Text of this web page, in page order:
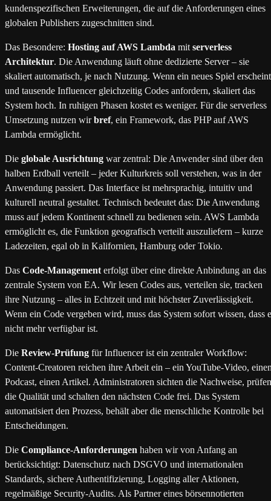
kundenspezifischen Erweiterungen, die auf die Anforderungen eines
globalen Publishers zugeschnitten sind.
Das Besondere: Hosting auf AWS Lambda mit serverless
Architektur. Die Anwendung läuft ohne dedizierte Server – sie
skaliert automatisch, je nach Nutzung. Wenn ein neues Spiel erscheint
und tausende Influencer gleichzeitig Codes anfordern, skaliert das
System hoch. In ruhigen Phasen kostet es weniger. Für die serverless
Umsetzung nutzen wirbref, ein Framework, das PHP auf AWS
Lambda ermöglicht.
Die globale Ausrichtung war zentral: Die Anwender sind über den
halben Erdball verteilt – jeder Kulturkreis soll verstehen, was in der
Anwendung passiert. Das Interface ist mehrsprachig, intuitiv und
kulturell neutral gestaltet. Technisch bedeutet das: Die Anwendung
muss auf jedem Kontinent schnell zu bedienen sein. AWS Lambda
ermöglicht es, die Funktion geografisch verteilt auszuliefern – kurze
Ladezeiten, egal ob in Kalifornien, Hamburg oder Tokio.
Das Code-Management erfolgt über eine direkte Anbindung an das
zentrale System von EA. Wir lesen Codes aus, verteilen sie, tracken
ihre Nutzung – alles in Echtzeit und mit höchster Zuverlässigkeit.
Wenn ein Code vergeben wird, muss das System sofort wissen, dass
nicht mehr verfügbar ist.
Die Review-Prüfung für Influencer ist ein zentraler Workflow:
Content-Creatoren reichen ihre Arbeit ein – ein YouTube-Video,
Podcast, einen Artikel. Administratoren sichten die Nachweise, prüfen
die Qualität und schalten den nächsten Code frei. Das System
automatisiert den Prozess, behält aber die menschliche Kontrolle bei
Entscheidungen.
Die Compliance-Anforderungen haben wir von Anfang an
berücksichtigt: Datenschutz nach DSGVO und internationalen
Standards, sichere Authentifizierung, Logging aller Aktionen,
regelmäßige Security-Audits. Als Partner eines börsennotierten